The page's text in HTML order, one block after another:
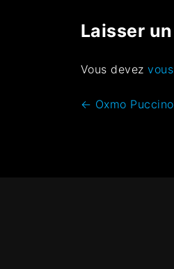
Laisser
Vous devez
← Oxmo